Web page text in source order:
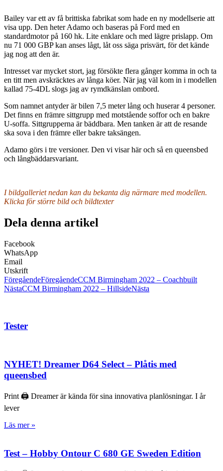
Bailey var ett av få brittiska fabrikat som hade en ny modellserie att
visa upp. Den heter Adamo och baseras på Ford med en
standardmotor på 160 hk. Lite enklare och med lägre prislapp. Om
nu 71 000 GBP kan anses lågt, låt oss säga prisvärt, för det kände
jag nog att den är.
Intresset var mycket stort, jag försökte flera gånger komma in och ta
en titt men avskräcktes av långa köer. När jag väl kom in i modellen
kallad 75-4DL slogs jag av rymdkänslan ombord.
Som namnet antyder är bilen 7,5 meter lång och huserar 4 personer.
Det finns en främre sittgrupp med motstående soffor och en bakre
U-soffa. Sittgrupperna är bäddbara. Men tanken är att de resande
ska sova i den främre eller bakre taksängen.
Adamo görs i tre versioner. Den vi visar här och så en queensbed
och långbäddarsvariant.
I bildgalleriet nedan kan du bekanta dig närmare med modellen.
Klicka för större bild och bildtexter
Dela denna artikel
Facebook
WhatsApp
Email
Utskrift
FöregåendeFöregåendeCCM Birmingham 2022 – Coachbuilt
NästaCCM Birmingham 2022 – HillsideNästa
Tester
NYHET! Dreamer D64 Select – Plåtis med
queensbed
Print 🖨 Dreamer är kända för sina innovativa planlösningar. I år
lever
Läs mer »
Test – Hobby Ontour C 680 GE Sweden Edition